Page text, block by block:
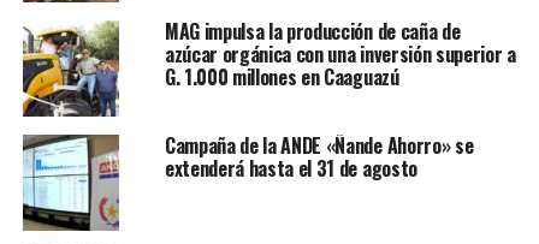
TEMAS RELACIONADOS: PORTADA
ARRIBA SIGUIENTE
Informe Meteorológico 06-03-19
NO SE PIERDA
Representantes de la UPAP-Ciudad del Este, realizaron
donación a hospital
MAG impulsa la producción de caña de
azúcar orgánica con una inversión superior a
G. 1.000 millones en Caaguazú
Campaña de la ANDE «Ñande Ahorro» se
extenderá hasta el 31 de agosto